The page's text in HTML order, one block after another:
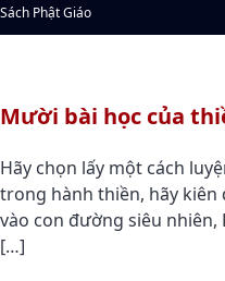
Sách Phật Giáo
Mười bài học của
Hãy chọn lấy một cách
trong hành thiền, hãy
vào con đường siêu
[…]